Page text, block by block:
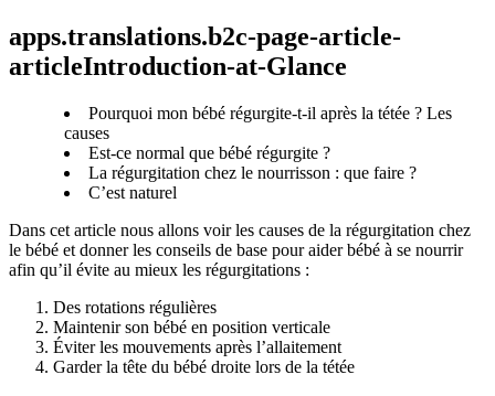
apps.translations.b2c-page-article-
articleIntroduction-at-Glance
Pourquoi mon bébé régurgite-t-il après la tétée ? Les
causes
Est-ce normal que bébé régurgite ?
La régurgitation chez le nourrisson : que faire ?
C’est naturel
Dans cet article nous allons voir les causes de la régurgitation chez
le bébé et donner les conseils de base pour aider bébé à se nourrir
afin qu’il évite au mieux les régurgitations :
Des rotations régulières
Maintenir son bébé en position verticale
Éviter les mouvements après l’allaitement
Garder la tête du bébé droite lors de la tétée